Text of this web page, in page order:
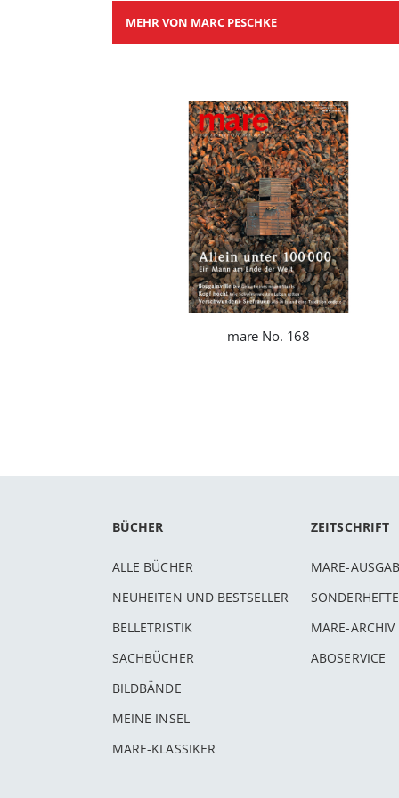
MEHR VON MARC PESCHKE
mare No. 168
BÜCHER
ALLE BÜCHER
NEUHEITEN UND BESTSELLER
BELLETRISTIK
SACHBÜCHER
BILDBÄNDE
MEINE INSEL
MARE-KLASSIKER
ZEITSCHRIFT
MARE-
SONDERHEFTE
MARE-ARCHIV
ABOSERVICE